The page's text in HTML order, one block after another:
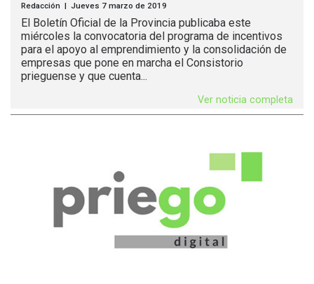
Redacción | Jueves 7 marzo de 2019
El Boletín Oficial de la Provincia publicaba este
miércoles la convocatoria del programa de incentivos
para el apoyo al emprendimiento y la consolidación de
empresas que pone en marcha el Consistorio
prieguense y que cuenta...
Ver noticia completa